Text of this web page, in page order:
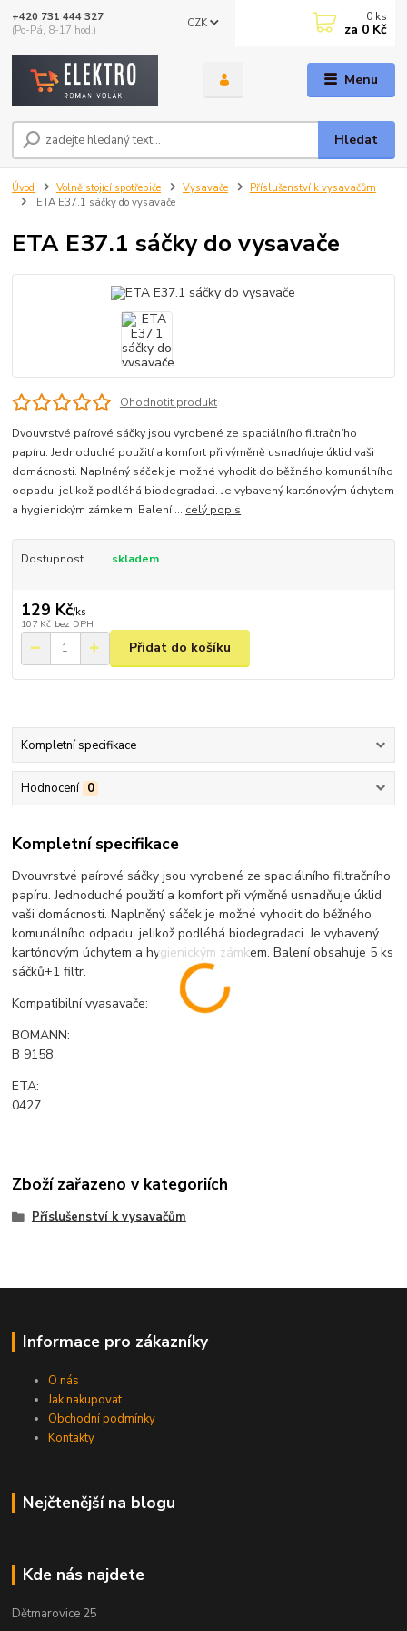
Menu
CZK
Hledat
+420 731 444 327
(Po-Pá, 8-17 hod.)
0 ks
za 0 Kč
Úvod Volně stojící spotřebiče Vysavače
Příslušenství k vysavačům
ETA E37.1 sáčky do vysavače
ETA E37.1 sáčky do vysavače
Ohodnotit produkt
Dvouvrstvé paírové sáčky jsou vyrobené ze spaciálního filtračního
papíru. Jednoduché použití a komfort při výměně usnadňuje úklid vaši
domácnosti. Naplněný sáček je možné vyhodit do běžného komunálního
odpadu, jelikož podléhá biodegradaci. Je vybavený kartónovým úchytem
a hygienickým zámkem. Balení ... celý popis
Dostupnost skladem
129 Kč/ks
107 Kč bez DPH
Přidat do košíku
Kompletní specifikace
Hodnocení 0
Kompletní specifikace
Dvouvrstvé paírové sáčky jsou vyrobené ze spaciálního filtračního
papíru. Jednoduché použití a komfort při výměně usnadňuje úklid
vaši domácnosti. Naplněný sáček je možné vyhodit do běžného
komunálního odpadu, jelikož podléhá biodegradaci. Je vybavený
kartónovým úchytem a hygienickým zámkem. Balení obsahuje 5 ks
sáčků+1 filtr.
Kompatibilní vyasavače:
BOMANN:
B 9158
ETA:
0427
Zboží zařazeno v kategoriích
Příslušenství k vysavačům
Informace pro zákazníky
O nás
Jak nakupovat
Obchodní podmínky
Kontakty
Nejčtenější na blogu
Kde nás najdete
Dětmarovice 25